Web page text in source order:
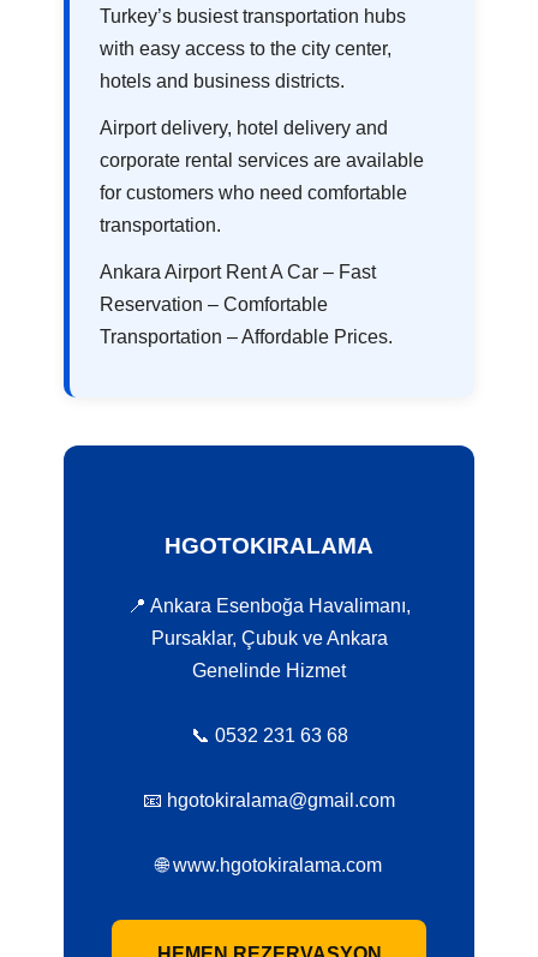
Turkey’s busiest transportation hubs
with easy access to the city center,
hotels and business districts.
Airport delivery, hotel delivery and
corporate rental services are available
for customers who need comfortable
transportation.
Ankara Airport Rent A Car – Fast
Reservation – Comfortable
Transportation – Affordable Prices.
HGOTOKIRALAMA
📍 Ankara Esenboğa Havalimanı,
Pursaklar, Çubuk ve Ankara
Genelinde Hizmet
📞 0532 231 63 68
📧 hgotokiralama@gmail.com
🌐 www.hgotokiralama.com